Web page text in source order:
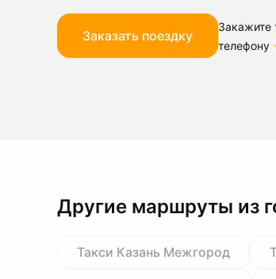
Заказать поездку
Закажите
телефону
Другие маршруты из
Такси Казань Межгород